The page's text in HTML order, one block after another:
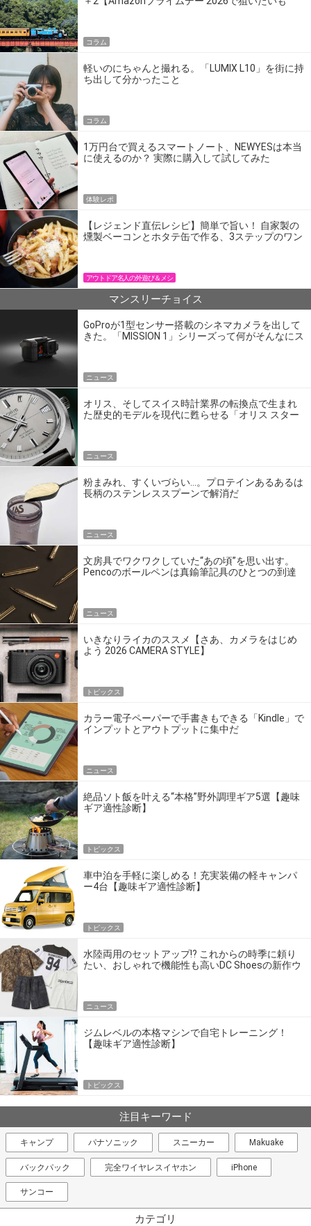
コラム
軽いのにちゃんと撮れる。「LUMIX L10」を街に持
ち出して分かったこと
コラム
1万円台で買えるスマートノート、NEWYESは本当
に使えるのか？ 実際に購入して試してみた
体験レポ
【レジェンド直伝レシピ】簡単で旨い！ 自家製の
燻製ベーコンとホタテ缶で作る、3ステップのワン
アウトドア名人の外遊び＆メシ
マンスリーチョイス
GoProが1型センサー搭載のシネマカメラを出して
きた。「MISSION 1」シリーズって何がそんなにス
ニュース
オリス、そしてスイス時計業界の転換点で生まれ
た歴史的モデルを現代に甦らせる「オリス スター
ニュース
粉まみれ、すくいづらい…。プロテインあるあるは
長柄のステンレススプーンで解消だ
ニュース
文房具でワクワクしていた“あの頃”を思い出す。
Pencoのボールペンは真鍮筆記具のひとつの到達
ニュース
いきなりライカのススメ【さあ、カメラをはじめ
よう 2026 CAMERA STYLE】
トピックス
カラー電子ペーパーで手書きもできる「Kindle」で
インプットとアウトプットに集中だ
ニュース
絶品ソト飯を叶える“本格”野外調理ギア5選【趣味
ギア適性診断】
トピックス
車中泊を手軽に楽しめる！充実装備の軽キャンパ
ー4台【趣味ギア適性診断】
トピックス
水陸両用のセットアップ!? これからの時季に頼り
たい、おしゃれで機能性も高いDC Shoesの新作ウ
ニュース
ジムレベルの本格マシンで自宅トレーニング！
【趣味ギア適性診断】
トピックス
注目キーワード
キャンプ パナソニック スニーカー Makuake
バックパック 完全ワイヤレスイヤホン iPhone
サンコー
カテゴリ